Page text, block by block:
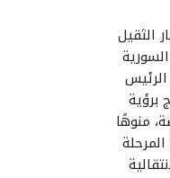
الثقيل
الرئيس
برؤية
منوهًا